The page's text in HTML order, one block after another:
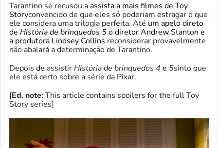
Tarantino se recusou aassista a mais filmes de Toy
Storyconvencido de que eles só poderiam estragar o que
ele considera uma trilogia perfeita. Até um apelo direto
de História de brinquedos 5o diretor Andrew Stanton e
a produtora Lindsey Collins reconsiderar provavelmente
não abalará a determinação de Tarantino.
Depois de assistir História de brinquedos 4 e 5sinto que
ele está certo sobre a série da Pixar.
[Ed. note:This article contains spoilers for the full Toy
Story series]